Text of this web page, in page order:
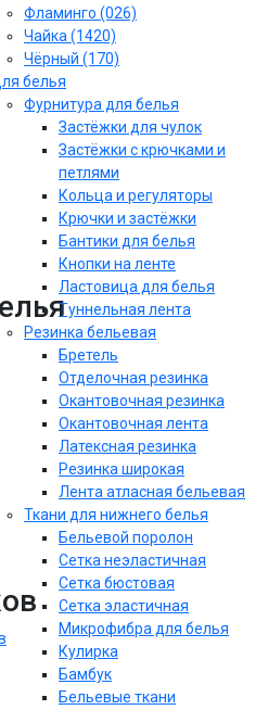
Фламинго (026)
Чайка (1420)
Чёрный (170)
белья
Фурнитура для белья
Застёжки для чулок
Застёжки с крючками и
петлями
Кольца и регуляторы
Крючки и застёжки
Бантики для белья
Кнопки на ленте
Ластовица для белья
Туннельная лента
Резинка бельевая
Бретель
Отделочная резинка
Окантовочная резинка
Окантовочная лента
Латексная резинка
Резинка широкая
Лента атласная бельевая
Ткани для нижнего белья
Бельевой поролон
Сетка неэластичная
Сетка бюстовая
Сетка эластичная
Микрофибра для белья
Кулирка
Бамбук
Бельевые ткани